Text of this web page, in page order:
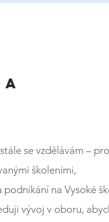
A
se vzdělávám –
školeními,
na Vysoké
vývoj v oboru,